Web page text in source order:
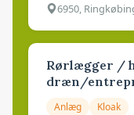
6950,
Rørlægger /
dræn/
Anlæg Kloak